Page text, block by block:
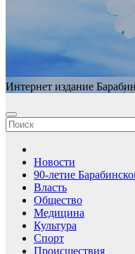
Интернет издание
Новости
90-летие
Власть
Общество
Медицина
Культура
Спорт
Происшествия